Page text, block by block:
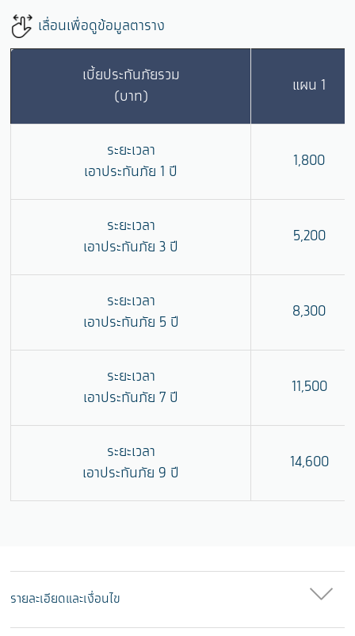
เลื่อนเพื่อดูข้อมูลตาราง
เบี้ยประกันภัยรวม
(บาท)
แผน 1
ระยะเวลา
เอาประกันภัย 1 ปี
1,800
ระยะเวลา
เอาประกันภัย 3 ปี
5,200
ระยะเวลา
เอาประกันภัย 5 ปี
8,300
ระยะเวลา
เอาประกันภัย 7 ปี
11,500
ระยะเวลา
เอาประกันภัย 9 ปี
14,600
รายละเอียดและเงื่อนไข